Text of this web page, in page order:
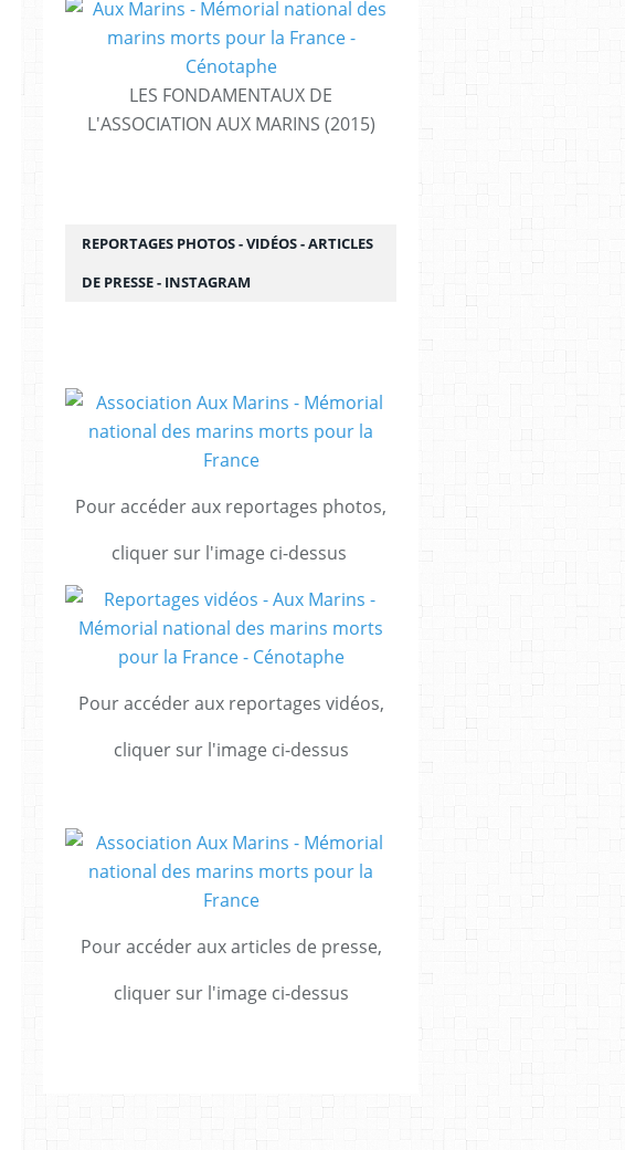
LES FONDAMENTAUX DE
L'ASSOCIATION AUX MARINS (2015)
REPORTAGES PHOTOS - VIDÉOS - ARTICLES
DE PRESSE - INSTAGRAM
Pour accéder aux reportages photos,
cliquer sur l'image ci-dessus
Pour accéder aux reportages vidéos,
cliquer sur l'image ci-dessus
Pour accéder aux articles de presse,
cliquer sur l'image ci-dessus